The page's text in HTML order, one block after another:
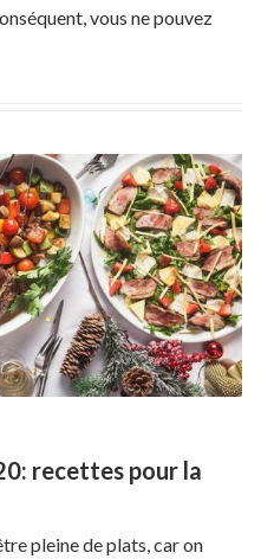
vous ne pouvez
recettes pour la
pleine de plats, car on